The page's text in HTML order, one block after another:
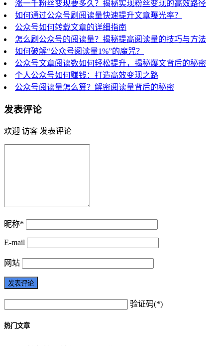
涨一千粉丝变现要多久？揭秘实现粉丝变现的高效路径
如何通过公众号刷阅读量快速提升文章曝光率？
公众号如何转载文章的详细指南
怎么刷公众号的阅读量？揭秘提高阅读量的技巧与方法
如何破解“公众号阅读量1%”的魔咒？
公众号文章阅读数如何轻松提升，揭秘爆文背后的秘密
个人公众号如何赚钱：打造高效变现之路
公众号阅读量怎么算？解密阅读量背后的秘密
发表评论
欢迎 访客 发表评论
昵称*
E-mail
网站
验证码(*)
热门文章